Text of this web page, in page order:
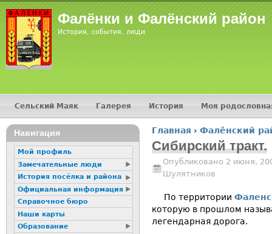
Фалёнки и Фалёнский район
История, события, люди
Вы здесь
Главная › Фалёнский
Сибирский тракт.
Опубликовано 2 июня,
Шулятников
По территории
которую в прошлом
легендарная дорога.
Главное меню
Сельский Маяк Галерея История Моя
16+
Навигация
Мой профиль
Замечательные люди
История посёлка и района
Официальная информация
Справочное бюро
Наши карты
Образование